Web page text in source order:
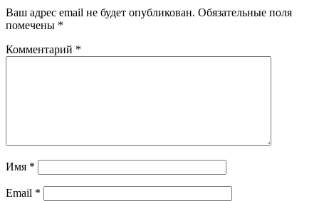
Ваш адрес email не будет опубликован. Обязательные поля
помечены *
Комментарий *
Имя *
Email *